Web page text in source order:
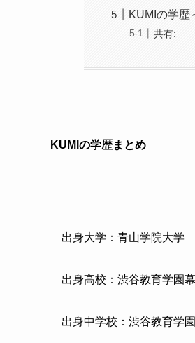
KUMIの学歴
共有:
KUMIの学歴まとめ
出身大学：青山学院大学
出身高校：渋谷教育学園
出身中学校：渋谷教育学